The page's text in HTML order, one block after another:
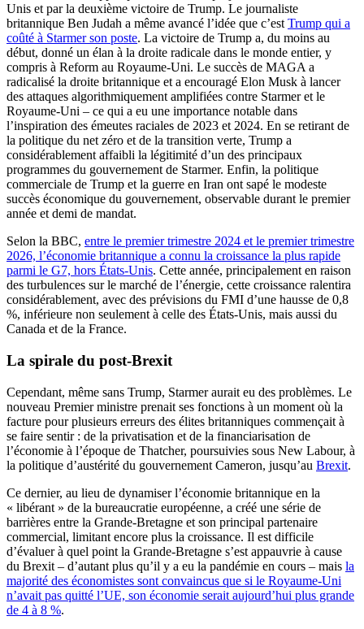
Unis et par la deuxième victoire de Trump. Le journaliste
britannique Ben Judah a même avancé l’idée que c’est Trump qui a
coûté à Starmer son poste. La victoire de Trump a, du moins au
début, donné un élan à la droite radicale dans le monde entier, y
compris à Reform au Royaume-Uni. Le succès de MAGA a
radicalisé la droite britannique et a encouragé Elon Musk à lancer
des attaques algorithmiquement amplifiées contre Starmer et le
Royaume-Uni – ce qui a eu une importance notable dans
l’inspiration des émeutes raciales de 2023 et 2024. En se retirant de
la politique du net zéro et de la transition verte, Trump a
considérablement affaibli la légitimité d’un des principaux
programmes du gouvernement de Starmer. Enfin, la politique
commerciale de Trump et la guerre en Iran ont sapé le modeste
succès économique du gouvernement, observable durant le premier
année et demi de mandat.
Selon la BBC, entre le premier trimestre 2024 et le premier trimestre
2026, l’économie britannique a connu la croissance la plus rapide
parmi le G7, hors États-Unis. Cette année, principalement en raison
des turbulences sur le marché de l’énergie, cette croissance ralentira
considérablement, avec des prévisions du FMI d’une hausse de 0,8
%, inférieure non seulement à celle des États-Unis, mais aussi du
Canada et de la France.
La spirale du post-Brexit
Cependant, même sans Trump, Starmer aurait eu des problèmes. Le
nouveau Premier ministre prenait ses fonctions à un moment où la
facture pour plusieurs erreurs des élites britanniques commençait à
se faire sentir : de la privatisation et de la financiarisation de
l’économie à l’époque de Thatcher, poursuivies sous New Labour, à
la politique d’austérité du gouvernement Cameron, jusqu’au Brexit.
Ce dernier, au lieu de dynamiser l’économie britannique en la
« libérant » de la bureaucratie européenne, a créé une série de
barrières entre la Grande-Bretagne et son principal partenaire
commercial, limitant encore plus la croissance. Il est difficile
d’évaluer à quel point la Grande-Bretagne s’est appauvrie à cause
du Brexit – d’autant plus qu’il y a eu la pandémie en cours – mais la
majorité des économistes sont convaincus que si le Royaume-Uni
n’avait pas quitté l’UE, son économie serait aujourd’hui plus grande
de 4 à 8 %.